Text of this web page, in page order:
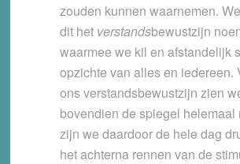
zouden kunnen waarnemen.
dit het verstandsbewustzijn
waarmee we kil en afstandelijk
opzichte van alles en iedereen.
ons verstandsbewustzijn zien
bovendien de spiegel helemaal
zijn we daardoor de hele dag
het achterna rennen van de